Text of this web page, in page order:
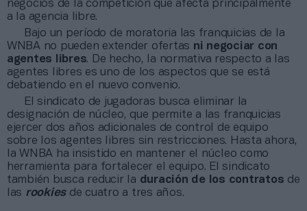
negocios de la competición que afecta principalmente
a la agencia libre.
Bajo un período de moratoria las franquicias de la
WNBA no pueden extender ofertas ni negociar con
agentes libres. De hecho, la normativa respecto a las
agentes libres es uno de los aspectos que se está
debatiendo en el nuevo convenio.
El sindicato de jugadoras busca eliminar la
designación de núcleo, que permite a las franquicias
ejercer dos años adicionales de control de equipo
sobre los agentes libres sin restricciones. Hasta ahora,
la WNBA ha insistido en mantener el núcleo como
herramienta para fortalecer el equipo. El sindicato
también busca reducir la duración de los contratos de
las rookies de cuatro a tres años.